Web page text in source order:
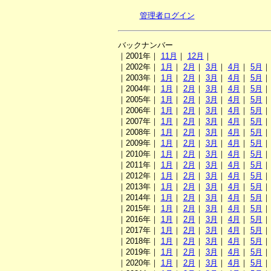
管理者ログイン
バックナンバー
｜2001年｜ 11月 ｜ 12月 ｜
｜2002年｜ 1月 ｜ 2月 ｜ 3月 ｜ 4月 ｜ 5月 ｜
｜2003年｜ 1月 ｜ 2月 ｜ 3月 ｜ 4月 ｜ 5月 ｜
｜2004年｜ 1月 ｜ 2月 ｜ 3月 ｜ 4月 ｜ 5月 ｜
｜2005年｜ 1月 ｜ 2月 ｜ 3月 ｜ 4月 ｜ 5月 ｜
｜2006年｜ 1月 ｜ 2月 ｜ 3月 ｜ 4月 ｜ 5月 ｜
｜2007年｜ 1月 ｜ 2月 ｜ 3月 ｜ 4月 ｜ 5月 ｜
｜2008年｜ 1月 ｜ 2月 ｜ 3月 ｜ 4月 ｜ 5月 ｜
｜2009年｜ 1月 ｜ 2月 ｜ 3月 ｜ 4月 ｜ 5月 ｜
｜2010年｜ 1月 ｜ 2月 ｜ 3月 ｜ 4月 ｜ 5月 ｜
｜2011年｜ 1月 ｜ 2月 ｜ 3月 ｜ 4月 ｜ 5月 ｜
｜2012年｜ 1月 ｜ 2月 ｜ 3月 ｜ 4月 ｜ 5月 ｜
｜2013年｜ 1月 ｜ 2月 ｜ 3月 ｜ 4月 ｜ 5月 ｜
｜2014年｜ 1月 ｜ 2月 ｜ 3月 ｜ 4月 ｜ 5月 ｜
｜2015年｜ 1月 ｜ 2月 ｜ 3月 ｜ 4月 ｜ 5月 ｜
｜2016年｜ 1月 ｜ 2月 ｜ 3月 ｜ 4月 ｜ 5月 ｜
｜2017年｜ 1月 ｜ 2月 ｜ 3月 ｜ 4月 ｜ 5月 ｜
｜2018年｜ 1月 ｜ 2月 ｜ 3月 ｜ 4月 ｜ 5月 ｜
｜2019年｜ 1月 ｜ 2月 ｜ 3月 ｜ 4月 ｜ 5月 ｜
｜2020年｜ 1月 ｜ 2月 ｜ 3月 ｜ 4月 ｜ 5月 ｜